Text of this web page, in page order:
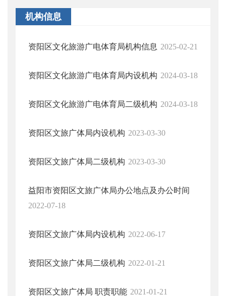
机构信息
资阳区文化旅游广电体育局机构信息 2025-02-21
资阳区文化旅游广电体育局内设机构 2024-03-18
资阳区文化旅游广电体育局二级机构 2024-03-18
资阳区文旅广体局内设机构 2023-03-30
资阳区文旅广体局二级机构 2023-03-30
益阳市资阳区文旅广体局办公地点及办公时间
2022-07-18
资阳区文旅广体局内设机构 2022-06-17
资阳区文旅广体局二级机构 2022-01-21
资阳区文旅广体局 职责职能 2021-01-21